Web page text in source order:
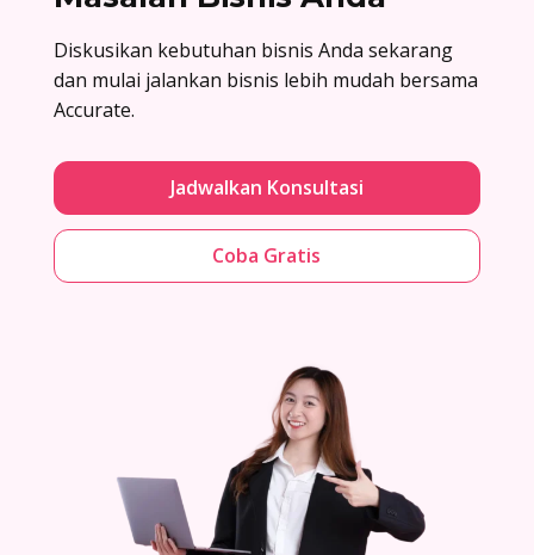
Diskusikan kebutuhan bisnis Anda sekarang
dan mulai jalankan bisnis lebih mudah bersama
Accurate.
Jadwalkan Konsultasi
Coba Gratis